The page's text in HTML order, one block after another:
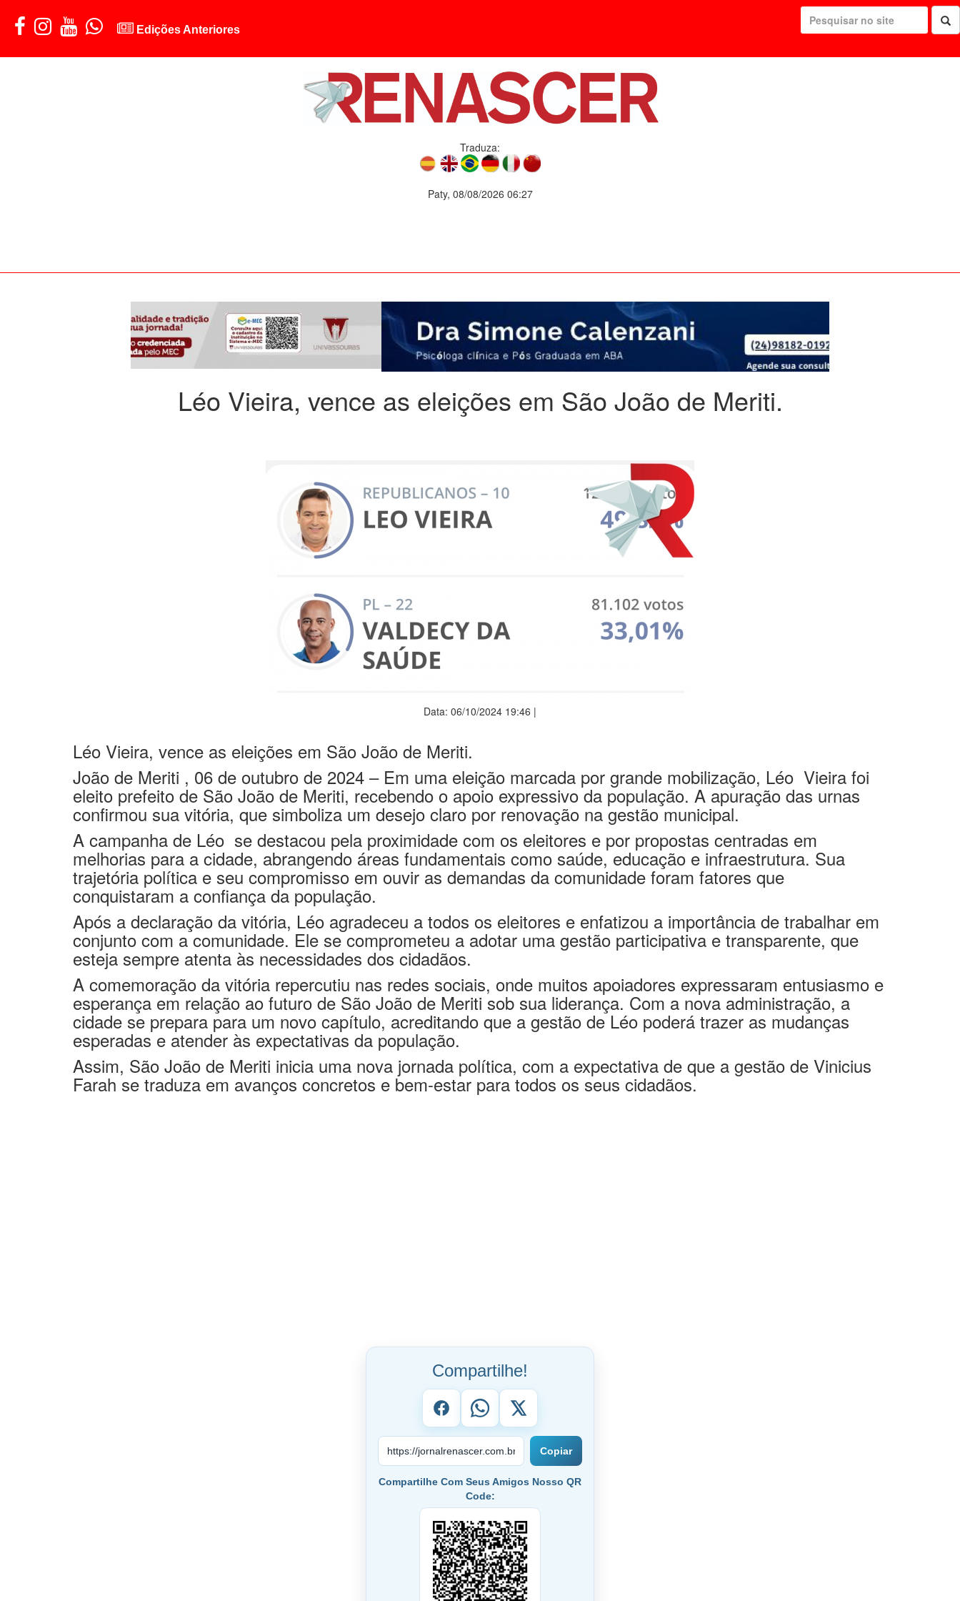
Edições Anteriores
Traduza:
Paty, 08/08/2026 06:27
Léo Vieira, vence as eleições em São João de Meriti.
Léo Vieira, vence as eleições em São João de Meriti.
João de Meriti , 06 de outubro de 2024 – Em uma eleição marcada por grande mobilização, Léo Vieira foi
eleito prefeito de São João de Meriti, recebendo o apoio expressivo da população. A apuração das urnas
confirmou sua vitória, que simboliza um desejo claro por renovação na gestão municipal.
A campanha de Léo se destacou pela proximidade com os eleitores e por propostas centradas em
melhorias para a cidade, abrangendo áreas fundamentais como saúde, educação e infraestrutura. Sua
trajetória política e seu compromisso em ouvir as demandas da comunidade foram fatores que
conquistaram a confiança da população.
Após a declaração da vitória, Léo agradeceu a todos os eleitores e enfatizou a importância de trabalhar em
conjunto com a comunidade. Ele se comprometeu a adotar uma gestão participativa e transparente, que
esteja sempre atenta às necessidades dos cidadãos.
A comemoração da vitória repercutiu nas redes sociais, onde muitos apoiadores expressaram entusiasmo e
esperança em relação ao futuro de São João de Meriti sob sua liderança. Com a nova administração, a
cidade se prepara para um novo capítulo, acreditando que a gestão de Léo poderá trazer as mudanças
esperadas e atender às expectativas da população.
Assim, São João de Meriti inicia uma nova jornada política, com a expectativa de que a gestão de Vinicius
Farah se traduza em avanços concretos e bem-estar para todos os seus cidadãos.
Compartilhe!
Compartilhe Com Seus Amigos Nosso QR